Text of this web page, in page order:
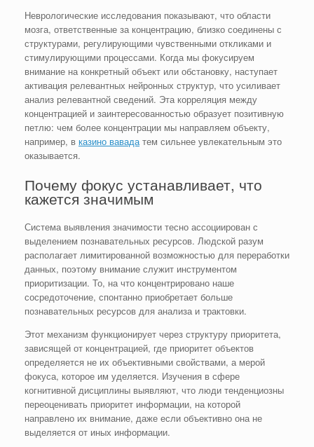
Неврологические исследования показывают, что области
мозга, ответственные за концентрацию, близко соединены с
структурами, регулирующими чувственными откликами и
стимулирующими процессами. Когда мы фокусируем
внимание на конкретный объект или обстановку, наступает
активация релевантных нейронных структур, что усиливает
анализ релевантной сведений. Эта корреляция между
концентрацией и заинтересованностью образует позитивную
петлю: чем более концентрации мы направляем объекту,
например, в казино вавадатем сильнее увлекательным это
оказывается.
Почему фокус устанавливает, что
кажется значимым
Система выявления значимости тесно ассоциирован с
выделением познавательных ресурсов. Людской разум
располагает лимитированной возможностью для переработки
данных, поэтому внимание служит инструментом
приоритизации. То, на что концентрировано наше
сосредоточение, спонтанно приобретает больше
познавательных ресурсов для анализа и трактовки.
Этот механизм функционирует через структуру приоритета,
зависящей от концентрацией, где приоритет объектов
определяется не их объективными свойствами, а мерой
фокуса, которое им уделяется. Изучения в сфере
когнитивной дисциплины выявляют, что люди тенденциозны
переоценивать приоритет информации, на которой
направлено их внимание, даже если объективно она не
выделяется от иных информации.